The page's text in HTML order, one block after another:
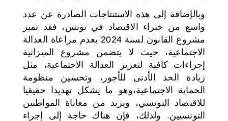
وبالإضافة إلى هذه الاستنتاجات الصادرة عن عدد
واسع من خبراء الاقتصاد في تونس، فقد تميز
مشروع القانون لسنة 2024 بعدم مراعاة العدالة
الاجتماعية، حيث لا يتضمن مشروع الميزانية
إجراءات كافية لتعزيز العدالة الاجتماعية، مثل
زيادة الحد الأدنى للأجور، وتحسين منظومة
الحماية الاجتماعية،وهو ما يشكل تهديدا حقيقيا
للاقتصاد التونسي، ويزيد من معاناة المواطنين
التونسيين. ولذلك، فإن هناك حاجة إلى إجراء